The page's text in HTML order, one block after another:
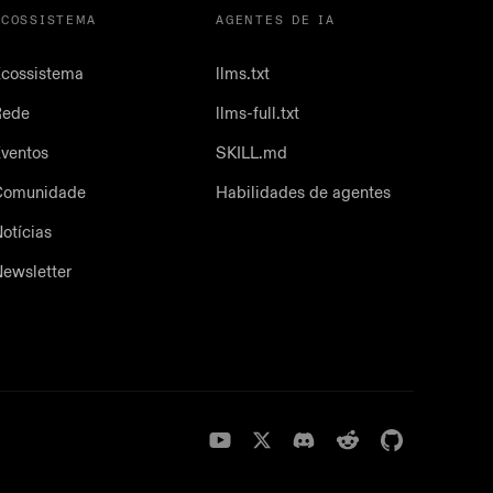
AGENTES DE IA
llms.txt
llms-full.txt
SKILL.md
Habilidades de agentes